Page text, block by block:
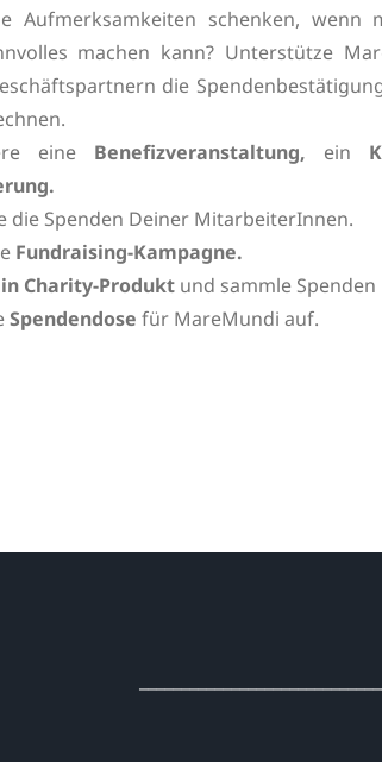
Aufmerksamkeiten schenken,
machen kann? Unterstütze
die
eine Benefizveranstaltung, ein
die Spenden Deiner MitarbeiterInnen.
Fundraising-Kampagne.
Charity-Produkt und sammle
Spendendose für MareMundi auf.